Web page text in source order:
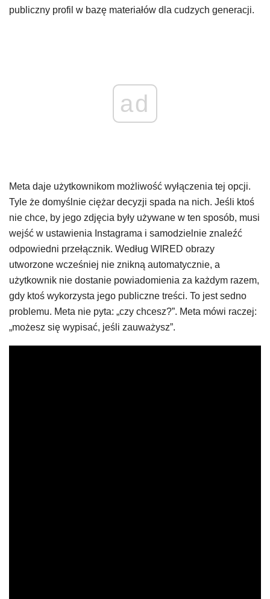
publiczny profil w bazę materiałów dla cudzych generacji.
ad
Meta daje użytkownikom możliwość wyłączenia tej opcji.
Tyle że domyślnie ciężar decyzji spada na nich. Jeśli ktoś
nie chce, by jego zdjęcia były używane w ten sposób, musi
wejść w ustawienia Instagrama i samodzielnie znaleźć
odpowiedni przełącznik. Według WIRED obrazy
utworzone wcześniej nie znikną automatycznie, a
użytkownik nie dostanie powiadomienia za każdym razem,
gdy ktoś wykorzysta jego publiczne treści. To jest sedno
problemu. Meta nie pyta: „czy chcesz?”. Meta mówi raczej:
„możesz się wypisać, jeśli zauważysz”.